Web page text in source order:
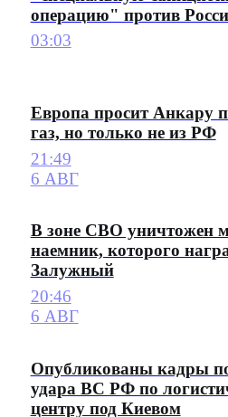
операцию" против
03:03
Европа просит Анкару
газ, но только не из РФ
21:49
6 АВГ
В зоне СВО уничтожен
наемник, которого
Залужный
20:46
6 АВГ
Опубликованы кадры
удара ВС РФ по
центру под Киевом